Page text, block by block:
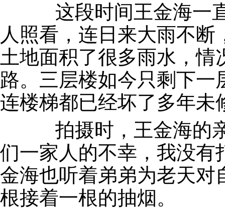
这段时间王金海一直
人照看，连日来大雨不
土地面积了很多雨水，
路。三层楼如今只剩下
连楼梯都已经坏了多年未
拍摄时，王金海的亲
们一家人的不幸，我没有
金海也听着弟弟为老天对
根接着一根的抽烟。